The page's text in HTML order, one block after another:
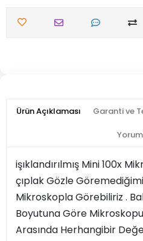
Ürün Açıklaması Garanti ve
işıklandırılmış Mini 100x
çıplak Gözle
Mikroskopla Görebiliriz .
Boyutuna Göre
Arasında Herhangibir